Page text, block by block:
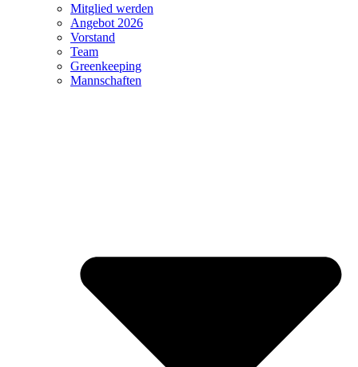
Mitglied werden
Angebot 2026
Vorstand
Team
Greenkeeping
Mannschaften